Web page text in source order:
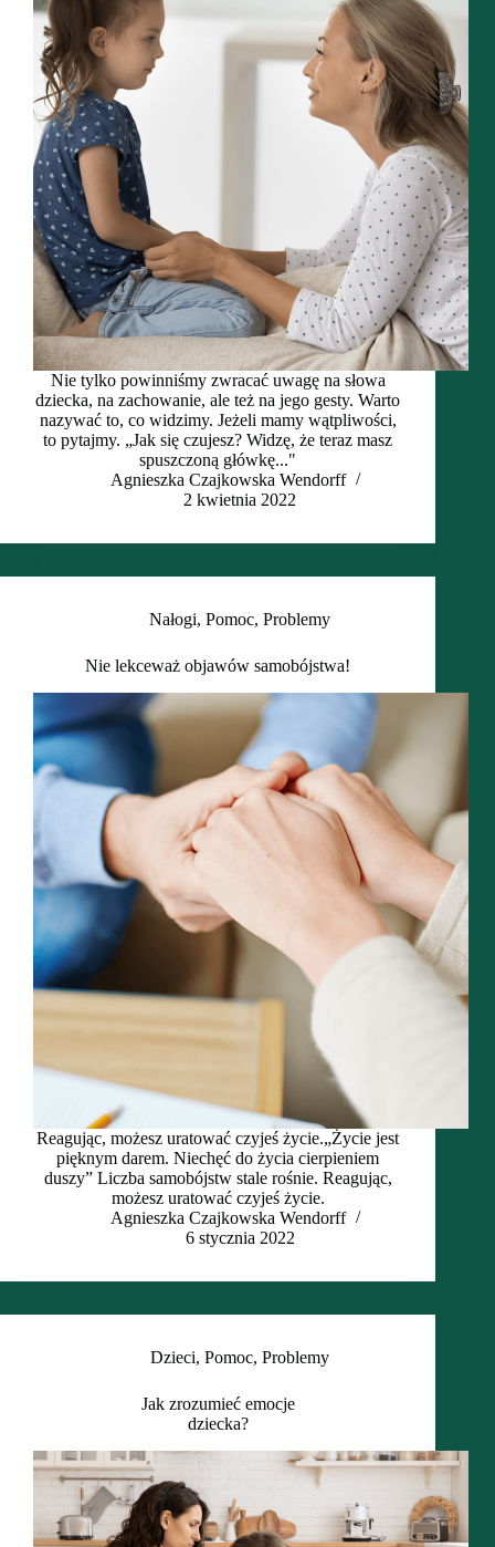
Nie tylko powinniśmy zwracać uwagę na słowa
dziecka, na zachowanie, ale też na jego gesty. Warto
nazywać to, co widzimy. Jeżeli mamy wątpliwości,
to pytajmy. „Jak się czujesz? Widzę, że teraz masz
spuszczoną główkę..."
Agnieszka Czajkowska Wendorff
2 kwietnia 2022
Nałogi,Pomoc,Problemy
Nie lekceważ objawów samobójstwa!
Reagując, możesz uratować czyjeś życie.„Życie jest
pięknym darem. Niechęć do życia cierpieniem
duszy” Liczba samobójstw stale rośnie. Reagując,
możesz uratować czyjeś życie.
Agnieszka Czajkowska Wendorff
6 stycznia 2022
Dzieci,Pomoc,Problemy
Jak zrozumieć emocje
dziecka?